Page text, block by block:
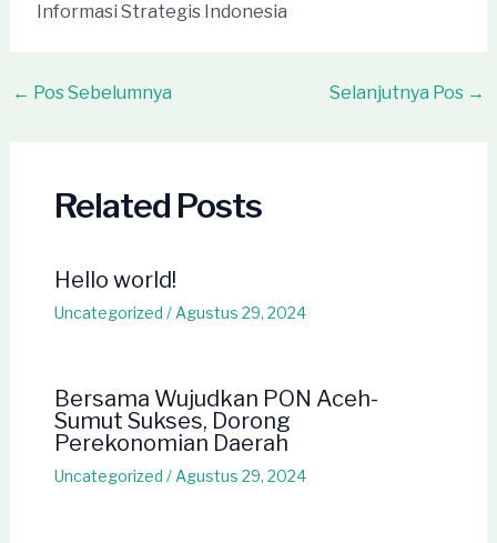
Informasi Strategis Indonesia
Post
← Pos Sebelumnya Selanjutnya Pos →
Related Posts
Hello world!
Uncategorized /Agustus 29, 2024
Bersama Wujudkan PON Aceh-
Sumut Sukses, Dorong
Perekonomian Daerah
Uncategorized /Agustus 29, 2024